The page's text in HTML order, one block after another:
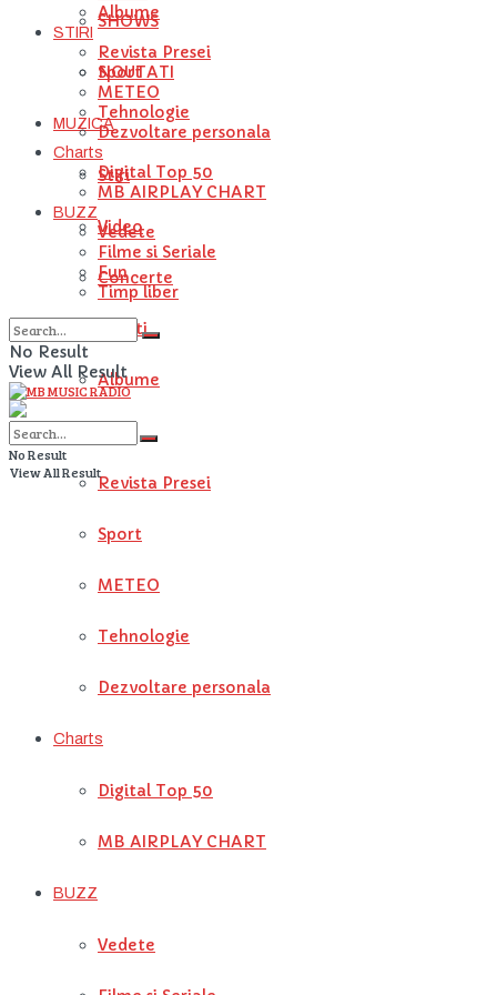
SHOWS
NOUTATI
MUZICA
Stiri
Video
Concerte
Artisti
Albume
STIRI
Revista Presei
Sport
METEO
Tehnologie
Dezvoltare personala
Charts
Digital Top 50
MB AIRPLAY CHART
BUZZ
Vedete
Albume
STIRI
Revista Presei
Sport
METEO
Tehnologie
Dezvoltare personala
Charts
Digital Top 50
MB AIRPLAY CHART
BUZZ
Vedete
Filme si Seriale
Fun
Timp liber
No Result
View All Result
No Result
View All Result